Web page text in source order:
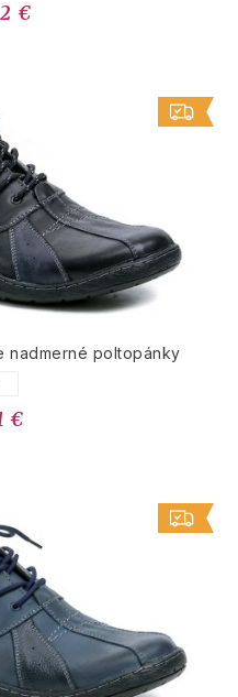
€
nadmerné poltopánky
€